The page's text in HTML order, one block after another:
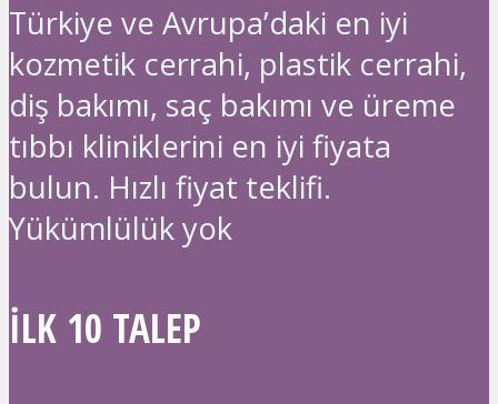
Türkiye ve Avrupa’daki en iyi
kozmetik cerrahi, plastik cerrahi,
diş bakımı, saç bakımı ve üreme
tıbbı kliniklerini en iyi fiyata
bulun. Hızlı fiyat teklifi.
Yükümlülük yok
İLK 10 TALEP